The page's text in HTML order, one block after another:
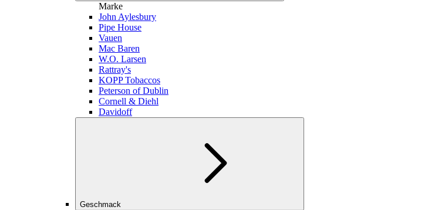
Marke
John Aylesbury
Pipe House
Vauen
Mac Baren
W.O. Larsen
Rattray's
KOPP Tobaccos
Peterson of Dublin
Cornell & Diehl
Davidoff
Geschmack